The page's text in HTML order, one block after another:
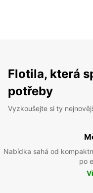
Flotila, která
potřeby
Vyzkoušejte si ty
Nabídka sahá od
po